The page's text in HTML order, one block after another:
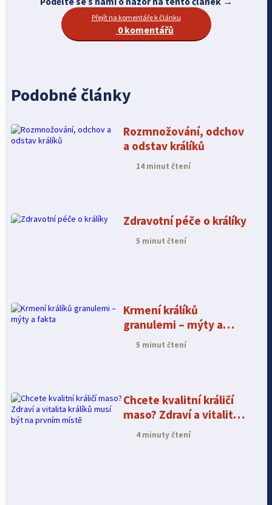
Přejít na komentáře k článku
0 komentářů
Podobné články
Rozmnožování, odchov
a odstav králíků
14 minut čtení
Zdravotní péče o králíky
5 minut čtení
Krmení králíků
granulemi – mýty a
fakta
5 minut čtení
Chcete kvalitní králičí
maso? Zdraví a vitalita
králíků musí být na
prvním místě
4 minuty čtení